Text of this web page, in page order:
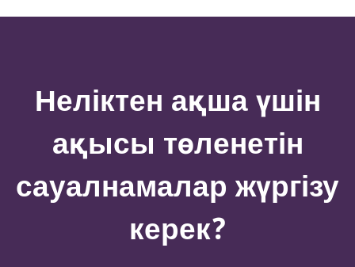
Неліктен ақша үшін
ақысы төленетін
сауалнамалар жүргізу
керек?